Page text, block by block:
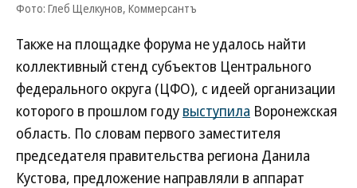
Фото: Глеб Щелкунов, Коммерсантъ
Также на площадке форума не удалось найти
коллективный стенд субъектов Центрального
федерального округа (ЦФО), с идеей организации
которого в прошлом году выступила Воронежская
область. По словам первого заместителя
председателя правительства региона Данила
Кустова, предложение направляли в аппарат